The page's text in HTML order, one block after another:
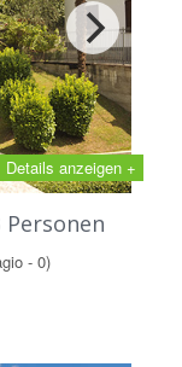
Details anzeigen +
- 0)